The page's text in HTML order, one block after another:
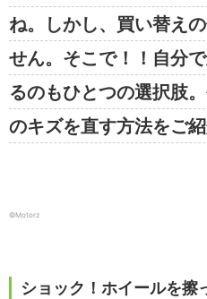
ね。しかし、買い替え
せん。そこで！！自分
るのもひとつの選択肢
のキズを直す方法をご紹
©️Motorz
ショック！ホイールを